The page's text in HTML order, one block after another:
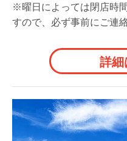
※曜日によっては閉店時
すので、必ず事前にご連
詳細